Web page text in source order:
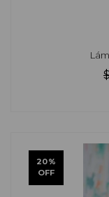
20%
OFF